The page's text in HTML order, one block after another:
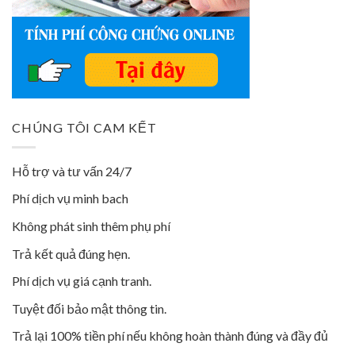
CHÚNG TÔI CAM KẾT
Hỗ trợ và tư vấn 24/7
Phí dịch vụ minh bach
Không phát sinh thêm phụ phí
Trả kết quả đúng hẹn.
Phí dịch vụ giá cạnh tranh.
Tuyệt đối bảo mật thông tin.
Trả lại 100% tiền phí nếu không hoàn thành đúng và đầy đủ